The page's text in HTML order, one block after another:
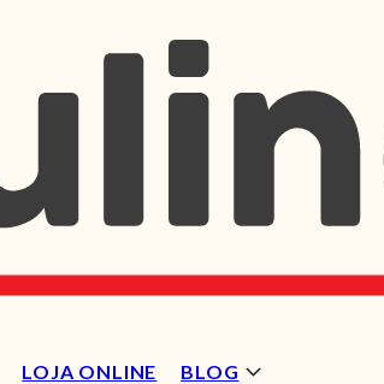
LOJA ONLINE BLOG